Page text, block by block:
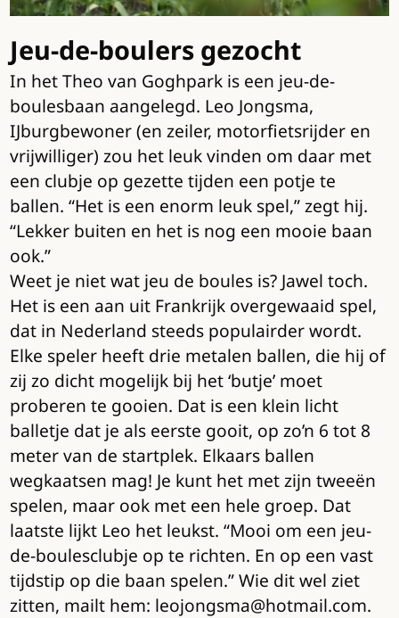
Jeu-de-boulers gezocht
In het Theo van Goghpark is een jeu-de-
boulesbaan aangelegd. Leo Jongsma,
IJburgbewoner (en zeiler, motorfietsrijder en
vrijwilliger) zou het leuk vinden om daar met
een clubje op gezette tijden een potje te
ballen. “Het is een enorm leuk spel,” zegt hij.
“Lekker buiten en het is nog een mooie baan
ook.”
Weet je niet wat jeu de boules is? Jawel toch.
Het is een aan uit Frankrijk overgewaaid spel,
dat in Nederland steeds populairder wordt.
Elke speler heeft drie metalen ballen, die hij of
zij zo dicht mogelijk bij het ‘butje’ moet
proberen te gooien. Dat is een klein licht
balletje dat je als eerste gooit, op zo’n 6 tot 8
meter van de startplek. Elkaars ballen
wegkaatsen mag! Je kunt het met zijn tweeën
spelen, maar ook met een hele groep. Dat
laatste lijkt Leo het leukst. “Mooi om een jeu-
de-boulesclubje op te richten. En op een vast
tijdstip op die baan spelen.” Wie dit wel ziet
zitten, mailt hem: leojongsma@hotmail.com.